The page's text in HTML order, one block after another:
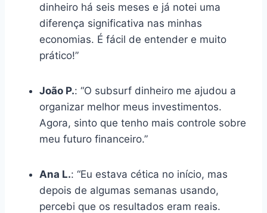
dinheiro há seis meses e já notei uma
diferença significativa nas minhas
economias. É fácil de entender e muito
prático!”
João P.: “O subsurf dinheiro me ajudou a
organizar melhor meus investimentos.
Agora, sinto que tenho mais controle sobre
meu futuro financeiro.”
Ana L.: “Eu estava cética no início, mas
depois de algumas semanas usando,
percebi que os resultados eram reais.